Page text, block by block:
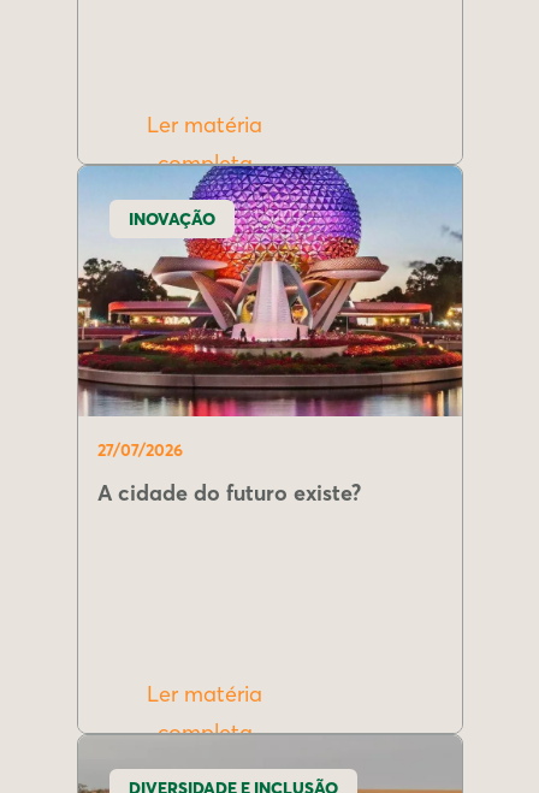
Ler matéria
completa
INOVAÇÃO
27/07/2026
A cidade do futuro existe?
Ler matéria
completa
DIVERSIDADE E INCLUSÃO